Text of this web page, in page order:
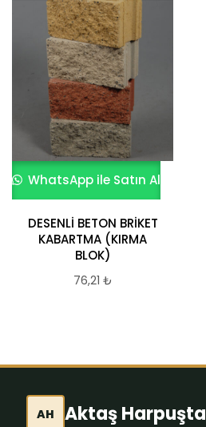
WhatsApp ile Satın Al
DESENLİ BETON BRİKET
KABARTMA (KIRMA
BLOK)
76,21 ₺
AH Aktaş Harpuşta